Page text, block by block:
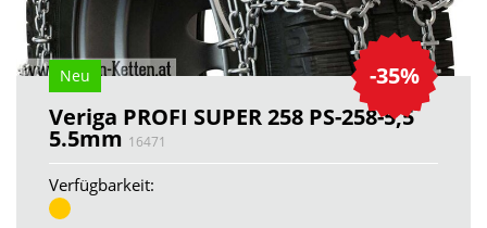
-35%
Neu
Veriga PROFI SUPER 258 PS-258-5,5
5.5mm 16471
Verfügbarkeit: